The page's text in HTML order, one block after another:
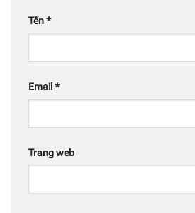
Tên*
Email *
Trang web